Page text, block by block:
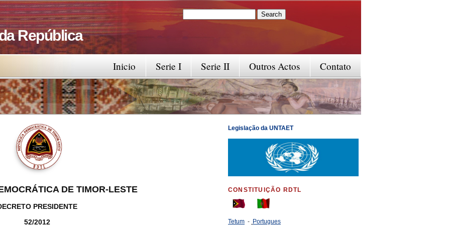
República
Search form
Contato
Outros Actos
Serie II
Serie I
Inicio
DE TIMOR-LESTE
PRESIDENTE
52/2012
Legislação da UNTAET
CONSTITUIÇÃO RDTL
Tetum - Portugues